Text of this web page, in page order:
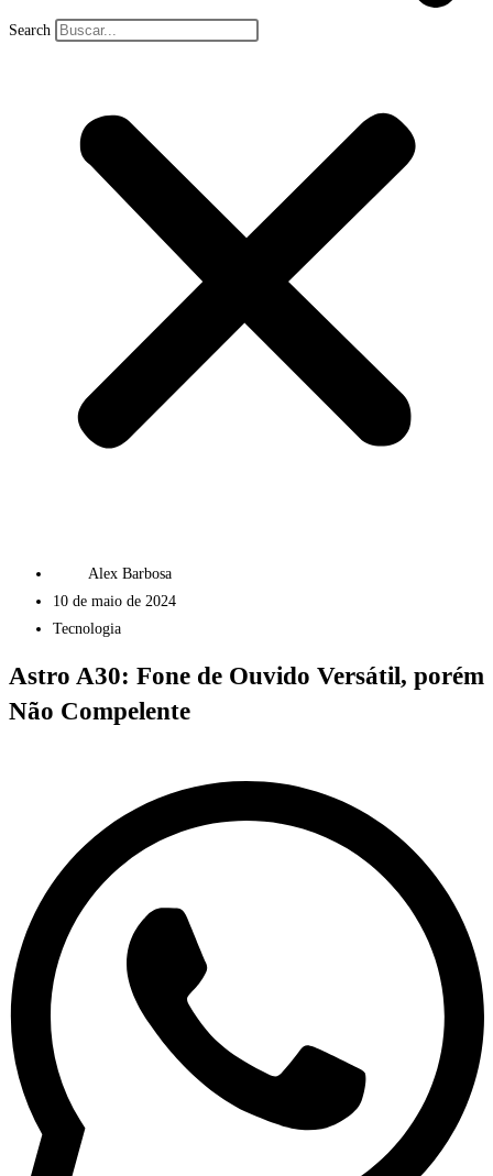
Search
Alex Barbosa
10 de maio de 2024
Tecnologia
Astro A30: Fone de Ouvido Versátil, porém
Não Compelente